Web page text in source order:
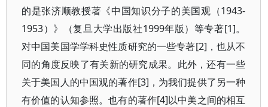
的是张济顺教授著《中国知识分子的美国观（1943-
1953）》（复旦大学出版社1999年版）等专著[1]。
对中国美国学学科史性质研究的一些专著[2]，也从不
同的角度反映了有关新的研究成果。此外，还有一些
关于美国人的中国观的著作[3]，为我们提供了另一种
有价值的认知参照。也有的著作[4]以中美之间的相互